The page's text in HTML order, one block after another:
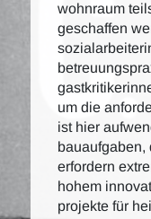
wohnraum
geschaffen
um die
ist hier
bauaufgaben,
erfordern
hohem
projekte für